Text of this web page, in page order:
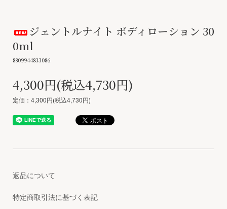
ジェントルナイト ボディローション 30
0ml
8809944833086
4,300円(税込4,730円)
定価：4,300円(税込4,730円)
返品について
特定商取引法に基づく表記